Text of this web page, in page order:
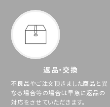
返品・交換
不良品やご注文頂きました商品と異
なる場合等の場合は早急に返品の
対応をさせていただきます。